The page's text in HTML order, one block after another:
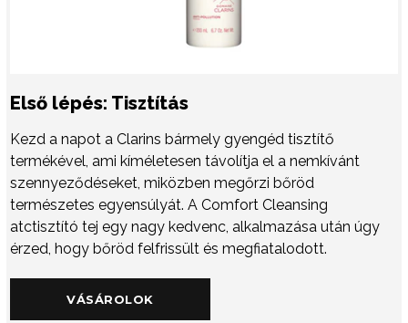
Első lépés: Tisztítás
Kezd a napot a Clarins bármely gyengéd tisztítő
termékével, ami kíméletesen távolítja el a nemkívánt
szennyeződéseket, miközben megőrzi bőröd
természetes egyensúlyát. A Comfort Cleansing
atctisztító tej egy nagy kedvenc, alkalmazása után úgy
érzed, hogy bőröd felfrissült és megfiatalodott.
VÁSÁROLOK